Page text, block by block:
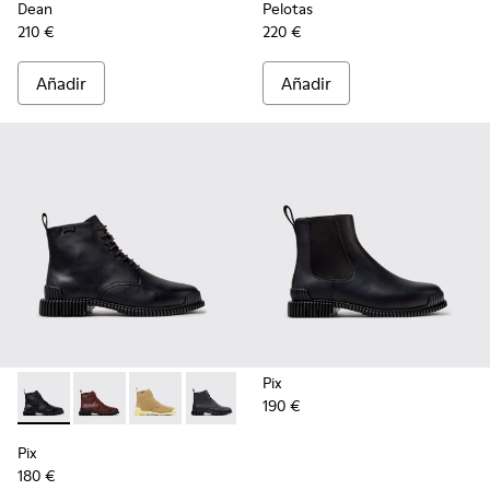
Dean
210 €
Añadir
Pelotas
220 €
Añadir
Pix - K400830-005 - Botines de piel negros para mujer.
Pix - K400830-006
Pix - K400830-004
Pix - K400830-001
Pix
180 €
Pix
190 €